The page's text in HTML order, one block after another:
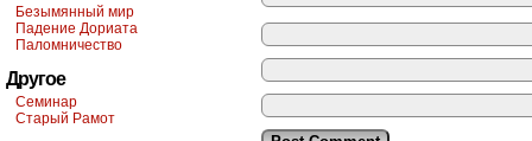
Безымянный мир
Падение Дориата
Паломничество
Другое
Семинар
Старый Рамот